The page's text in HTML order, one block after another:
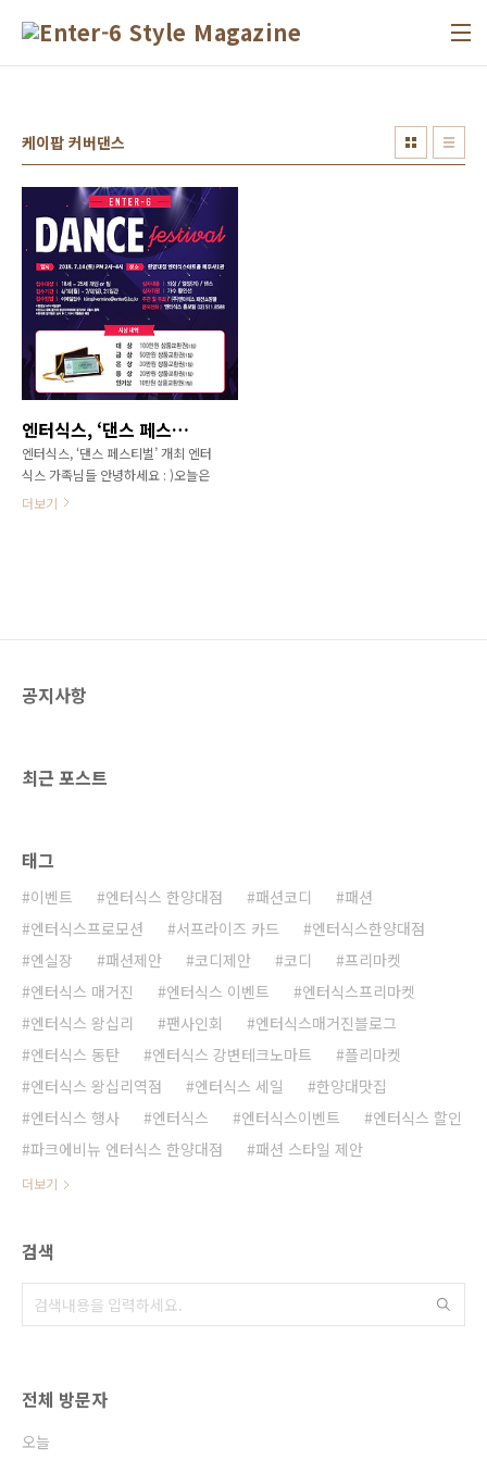
케이팝 커버댄스
엔터식스, ‘댄스 페스티벌’ 개최
엔터식스, ‘댄스 페스티벌’ 개최 엔터
식스 가족님들 안녕하세요 : )오늘은
춤을 좋아하는 분들에게 아주 흥미로
월 14일 토요일 오후 2시~4시- 장소
스- 접수기간 : 6/18(월) ~ 7/8(일) ,
더보기
공지사항
최근 포스트
태그
이벤트 엔터식스 한양대점 패션코디
패션
엔터식스프로모션
서프라이즈 카드
엔터식스한양대점
엔실장
패션제안 코디제안 코디
프리마켓
엔터식스 매거진
엔터식스 이벤트
엔터식스프리마켓
엔터식스 왕십리
팬사인회
엔터식스매거진블로그
엔터식스 동탄
엔터식스 강변테크노마트
플리마켓
엔터식스 왕십리역점
엔터식스 세일
한양대맛집
엔터식스 행사
엔터식스 엔터식스이벤트
엔터식스 할인
파크에비뉴 엔터식스 한양대점
패션 스타일 제안
더보기
검색
전체 방문자
오늘